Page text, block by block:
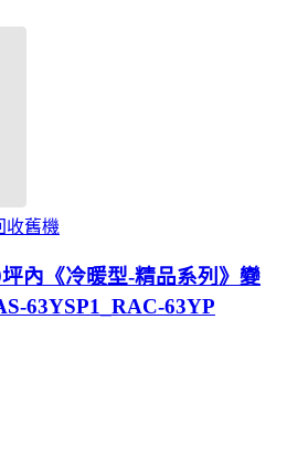
收舊機
內《冷暖型-精品系列》變
63YSP1_RAC-63YP